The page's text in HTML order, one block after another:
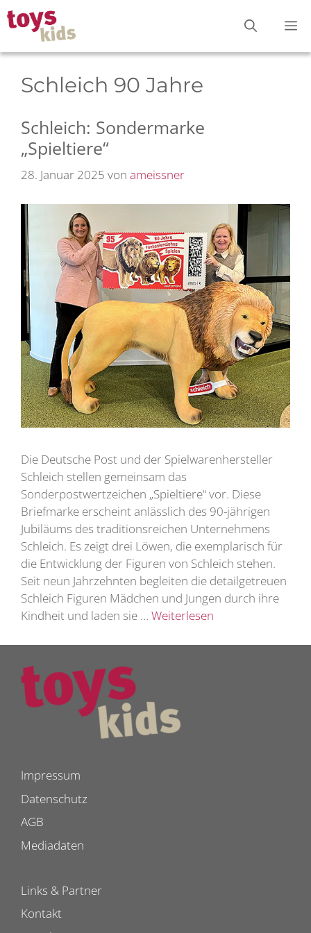
Zum
Inhalt
springen
Schleich 90 Jahre
Schleich: Sondermarke
„Spieltiere“
28. Januar 2025 von ameissner
Die Deutsche Post und der Spielwarenhersteller
Schleich stellen gemeinsam das
Sonderpostwertzeichen „Spieltiere“ vor. Diese
Briefmarke erscheint anlässlich des 90-jährigen
Jubiläums des traditionsreichen Unternehmens
Schleich. Es zeigt drei Löwen, die exemplarisch für
die Entwicklung der Figuren von Schleich stehen.
Seit neun Jahrzehnten begleiten die detailgetreuen
Schleich Figuren Mädchen und Jungen durch ihre
Kindheit und laden sie … Weiterlesen
Impressum
Datenschutz
AGB
Mediadaten
Links & Partner
Kontakt